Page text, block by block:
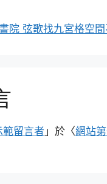
院 弦歌找九宮格空
留言者 」於〈網站